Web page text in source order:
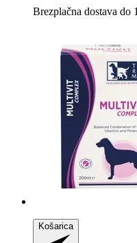
Brezplačna dostava do
Košarica